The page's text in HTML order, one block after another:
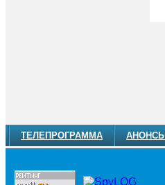
ТЕЛЕПРОГРАММА АНОНСЫ